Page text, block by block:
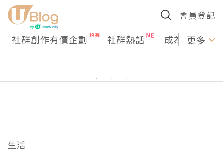
會員登記
社群創作有價企劃 社群熱話 成為U更多
生活